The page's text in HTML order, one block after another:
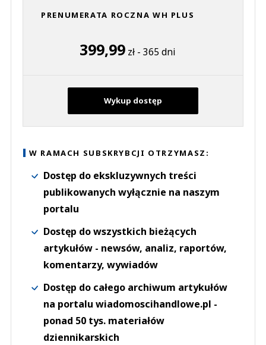
PRENUMERATA ROCZNA WH PLUS
399,99zł - 365 dni
Wykup dostęp
W RAMACH SUBSKRYBCJI OTRZYMASZ:
Dostęp do ekskluzywnych treści
publikowanych wyłącznie na naszym
portalu
Dostęp do wszystkich bieżących
artykułów - newsów, analiz, raportów,
komentarzy, wywiadów
Dostęp do całego archiwum artykułów
na portalu wiadomoscihandlowe.pl -
ponad 50 tys. materiałów
dziennikarskich